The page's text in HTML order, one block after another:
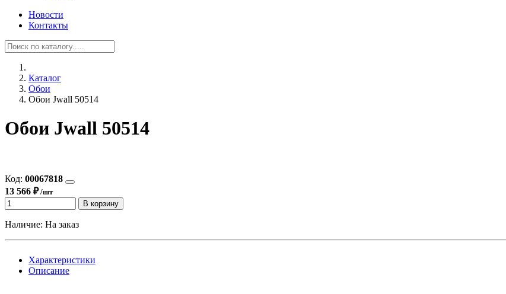
Новости
Контакты
Каталог
Обои
Обои Jwall 50514
Обои Jwall 50514
Код: 00067818
13 566 ₽/шт
В корзину
Наличие: На заказ
Характеристики
Описание